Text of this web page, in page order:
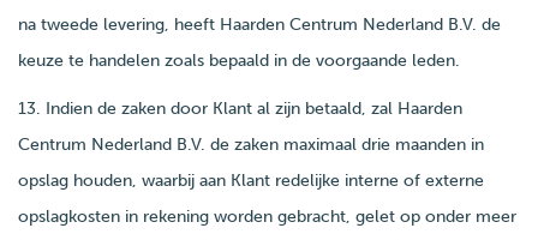
na tweede levering, heeft Haarden Centrum Nederland B.V. de
keuze te handelen zoals bepaald in de voorgaande leden.
13. Indien de zaken door Klant al zijn betaald, zal Haarden
Centrum Nederland B.V. de zaken maximaal drie maanden in
opslag houden, waarbij aan Klant redelijke interne of externe
opslagkosten in rekening worden gebracht, gelet op onder meer